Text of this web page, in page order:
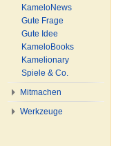
KameloNews
Gute Frage
Gute Idee
KameloBooks
Kamelionary
Spiele & Co.
Mitmachen
Werkzeuge